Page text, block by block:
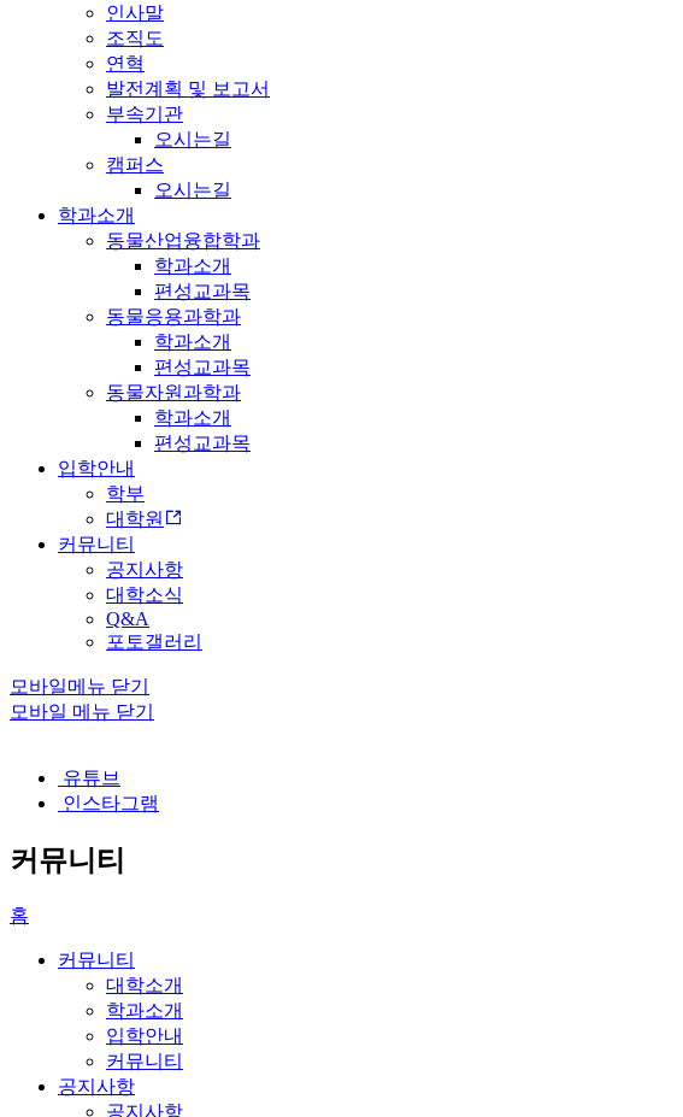
인사말
조직도
연혁
발전계획 및 보고서
부속기관
오시는길
캠퍼스
오시는길
학과소개
동물산업융합학과
학과소개
편성교과목
동물응용과학과
학과소개
편성교과목
동물자원과학과
학과소개
편성교과목
입학안내
학부
대학원
커뮤니티
공지사항
대학소식
Q&A
포토갤러리
모바일메뉴 닫기
모바일 메뉴 닫기
유튜브
인스타그램
커뮤니티
홈
커뮤니티
대학소개
학과소개
입학안내
커뮤니티
공지사항
공지사항